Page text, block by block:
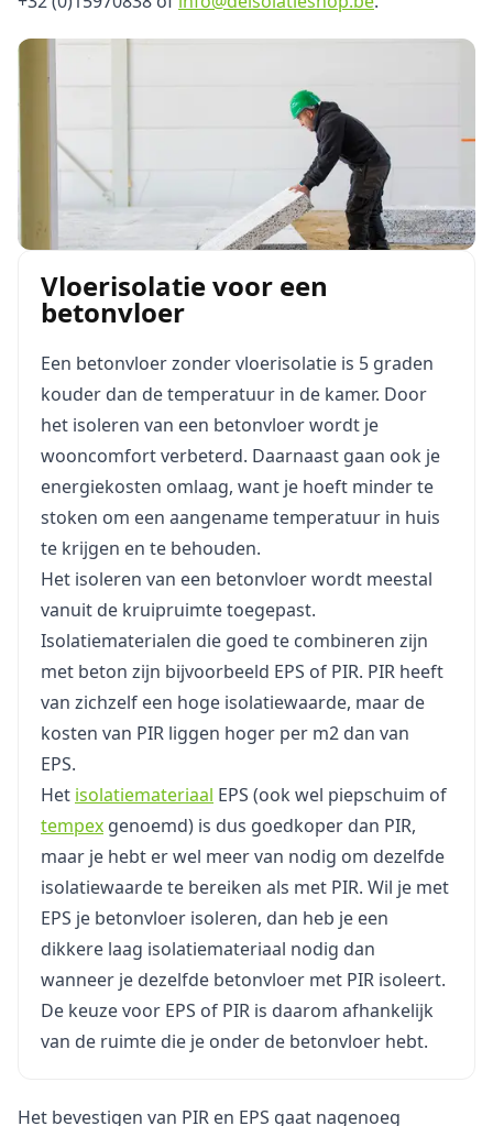
Vloerisolatie voor een
betonvloer
Een betonvloer zonder vloerisolatie is 5 graden
kouder dan de temperatuur in de kamer. Door
het isoleren van een betonvloer wordt je
wooncomfort verbeterd. Daarnaast gaan ook je
energiekosten omlaag, want je hoeft minder te
stoken om een aangename temperatuur in huis
te krijgen en te behouden.
Het isoleren van een betonvloer wordt meestal
vanuit de kruipruimte toegepast.
Isolatiematerialen die goed te combineren zijn
met beton zijn bijvoorbeeld EPS of PIR. PIR heeft
van zichzelf een hoge isolatiewaarde, maar de
kosten van PIR liggen hoger per m2 dan van
EPS.
Het isolatiemateriaal EPS (ook wel piepschuim of
tempex genoemd) is dus goedkoper dan PIR,
maar je hebt er wel meer van nodig om dezelfde
isolatiewaarde te bereiken als met PIR. Wil je met
EPS je betonvloer isoleren, dan heb je een
dikkere laag isolatiemateriaal nodig dan
wanneer je dezelfde betonvloer met PIR isoleert.
De keuze voor EPS of PIR is daarom afhankelijk
van de ruimte die je onder de betonvloer hebt.
Het bevestigen van PIR en EPS gaat nagenoeg